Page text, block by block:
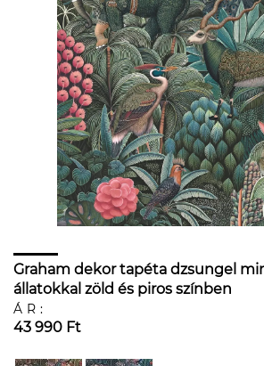
Graham dekor tapéta dzsungel
állatokkal zöld és piros színben
ÁR:
43 990 Ft